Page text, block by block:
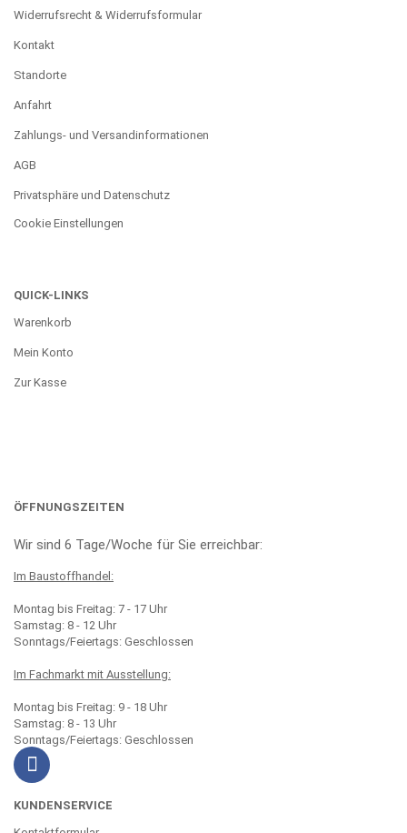
Widerrufsrecht & Widerrufsformular
Kontakt
Standorte
Anfahrt
Zahlungs- und Versandinformationen
AGB
Privatsphäre und Datenschutz
Cookie Einstellungen
QUICK-LINKS
Warenkorb
Mein Konto
Zur Kasse
ÖFFNUNGSZEITEN
Wir sind 6 Tage/Woche für Sie erreichbar:
Im Baustoffhandel:
Montag bis Freitag: 7 - 17 Uhr
Samstag: 8 - 12 Uhr
Sonntags/Feiertags: Geschlossen
Im Fachmarkt mit Ausstellung:
Montag bis Freitag: 9 - 18 Uhr
Samstag: 8 - 13 Uhr
Sonntags/Feiertags: Geschlossen
KUNDENSERVICE